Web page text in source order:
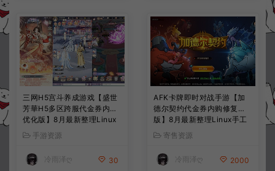
三网H5宫斗养成游戏【盛世
芳華H5多区跨服代金券内购
优化版】8月最新整理Linux
手工服务端+CDK授权后台
+全资源安卓+详细搭建教程
+视频教程
手游资源
冷雨泽ღ 30
AFK卡牌即时对战手游【加
德尔契约代金券内购修复
版】8月最新整理Linux手工
服务端+前后端全套源码+CD
K授权后台+安卓苹果双端
+详细搭建教程+视频教程
寄售资源
冷雨泽ღ 2000